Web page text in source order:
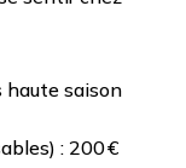
haute saison
: 200 €